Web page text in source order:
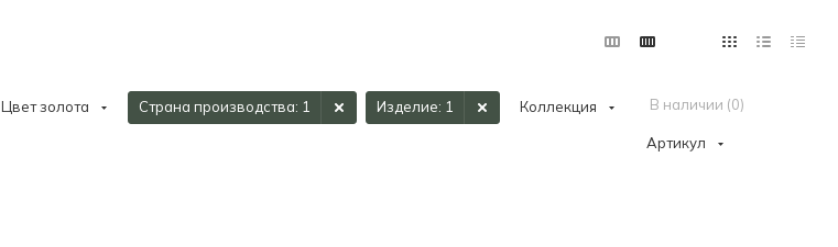
Цвет золота Страна производства: 1 Изделие: 1 Коллекция В наличии (0)
Артикул